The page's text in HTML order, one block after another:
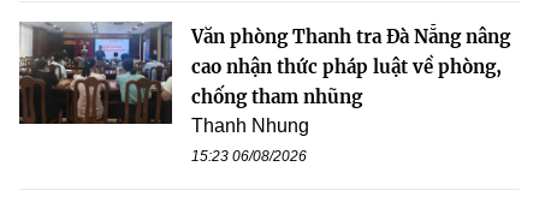
Văn phòng Thanh tra Đà Nẵng nâng
cao nhận thức pháp luật về phòng,
chống tham nhũng
Thanh Nhung
15:23 06/08/2026